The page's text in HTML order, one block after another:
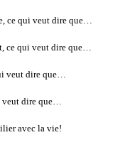
ce qui veut dire que…
ce qui veut dire que…
veut dire que…
veut dire que…
avec la vie!